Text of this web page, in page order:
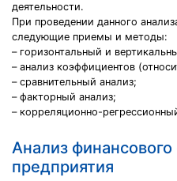
деятельности.
При проведении данного
следующие приемы и методы:
– горизонтальный и
– анализ коэффициентов
– сравнительный анализ;
– факторный анализ;
– корреляционно-
Анализ финансового
предприятия